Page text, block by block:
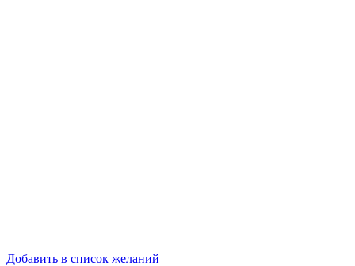
Добавить в список желаний